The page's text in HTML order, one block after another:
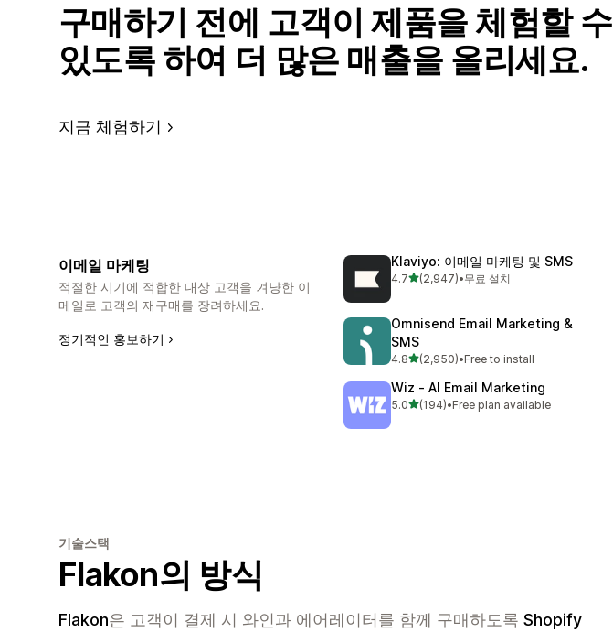
구매하기 전에 고객이 제품을 체험할 수
있도록 하여 더 많은 매출을 올리세요.
지금 체험하기
이메일 마케팅
적절한 시기에 적합한 대상 고객을 겨냥한 이
메일로 고객의 재구매를 장려하세요.
정기적인 홍보하기
Klaviyo: 이메일 마케팅 및 SMS
4.7별 5개 중
(2,947)
총 리뷰 2947개
•무료 설치
Omnisend Email Marketing &
SMS
4.8별 5개 중
(2,950)
총 리뷰 2950개
•Free to install
Wiz ‑ AI Email Marketing
5.0별 5개 중
(194)
총 리뷰 194개
•Free plan available
기술스택
Flakon의 방식
Flakon은 고객이 결제 시 와인과 에어레이터를 함께 구매하도록 Shopify